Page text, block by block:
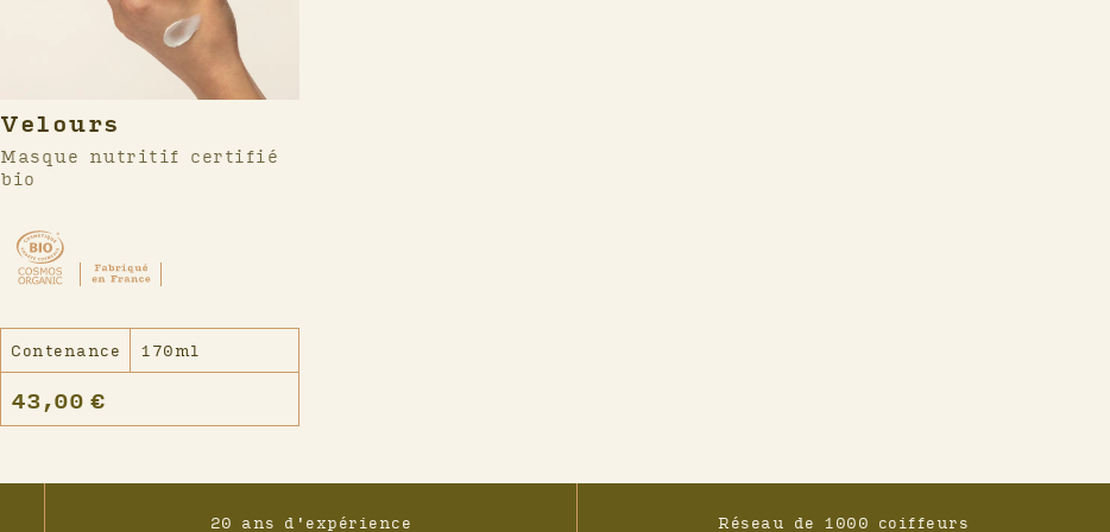
Velours
Masque nutritif certifié
bio
Contenance 170ml
43,00€
20 ans d'expérience Réseau de 1000 coiffeurs